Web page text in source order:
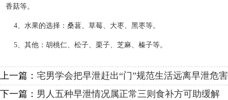
香菇等。
4、水果的选择：桑葚、草莓、大枣、黑枣等。
5、其他：胡桃仁、松子、栗子、芝麻、榛子等。
上一篇： 宅男学会把早泄赶出“门”规范生活远离早泄危害
下一篇： 男人五种早泄情况属正常三则食补方可助缓解